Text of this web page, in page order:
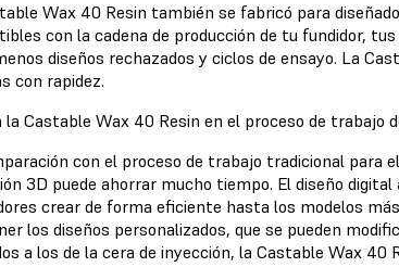
Wax 40 Resin también se fabricó para
con la cadena de producción de tu fundidor,
diseños rechazados y ciclos de ensayo. La
con rapidez.
la Castable Wax 40 Resin en el proceso de trabajo
con el proceso de trabajo tradicional para
3D puede ahorrar mucho tiempo. El diseño
crear de forma eficiente hasta los modelos
los diseños personalizados, que se pueden
a los de la cera de inyección, la Castable Wax